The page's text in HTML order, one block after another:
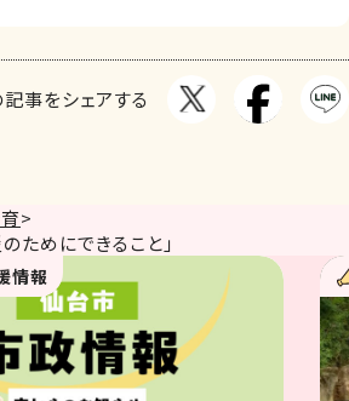
記事をシェアする
>
ためにできること」
子育て支援情報